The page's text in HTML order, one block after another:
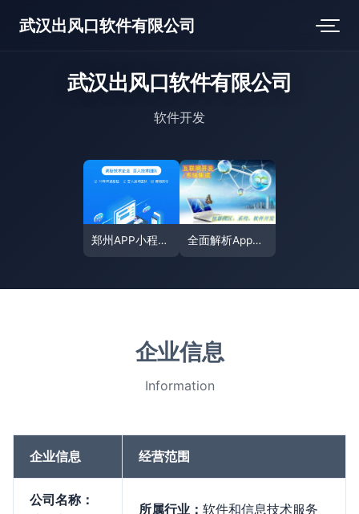
武汉出风口软件有限公司
武汉出风口软件有限公司
软件开发
郑州APP小程序定制开发 抖音式软件开发的创新实践与商业机遇 全面解析App开发 从定制软件到小程序商城的互联网应用制作
企业信息
Information
企业信息 经营范围
公司名称：
所属行业： 软件和信息技术服务